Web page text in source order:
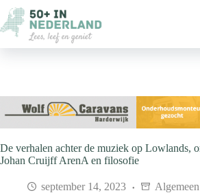
naar
de
inhoud
De verhalen achter de muziek op Lowlands,
Johan Cruijff ArenA en filosofie
september 14, 2023 Algemeen